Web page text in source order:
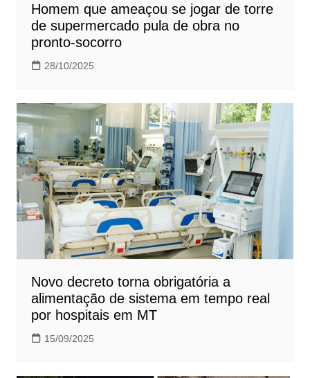
Homem que ameaçou se jogar de torre
de supermercado pula de obra no
pronto-socorro
28/10/2025
Novo decreto torna obrigatória a
alimentação de sistema em tempo real
por hospitais em MT
15/09/2025